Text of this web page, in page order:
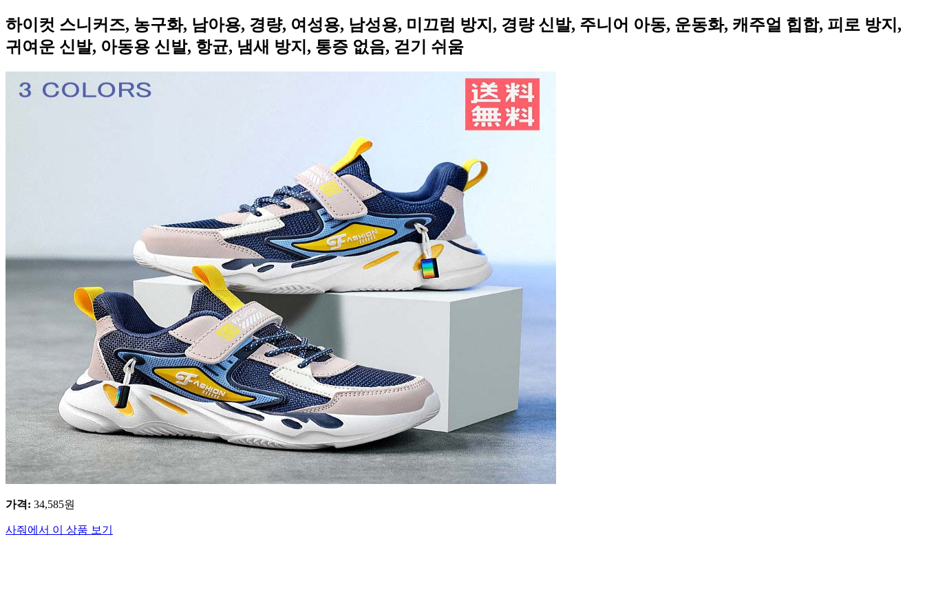
하이컷 스니커즈, 농구화, 남아용, 경량, 여성용, 남성용, 미끄럼 방지, 경량 신발, 주니어 아동, 운동화, 캐주얼 힙합, 피로 방지,
귀여운 신발, 아동용 신발, 항균, 냄새 방지, 통증 없음, 걷기 쉬움
가격: 34,585원
사줘에서 이 상품 보기